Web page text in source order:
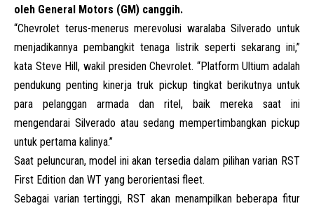
oleh General Motors (GM) canggih.
“Chevrolet terus-menerus merevolusi waralaba Silverado untuk
menjadikannya pembangkit tenaga listrik seperti sekarang ini,”
kata Steve Hill, wakil presiden Chevrolet. “Platform Ultium adalah
pendukung penting kinerja truk pickup tingkat berikutnya untuk
para pelanggan armada dan ritel, baik mereka saat ini
mengendarai Silverado atau sedang mempertimbangkan pickup
untuk pertama kalinya.”
Saat peluncuran, model ini akan tersedia dalam pilihan varian RST
First Edition dan WT yang berorientasi fleet.
Sebagai varian tertinggi, RST akan menampilkan beberapa fitur